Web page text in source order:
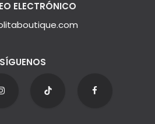
ELECTRÓNICO
SÍGUENOS